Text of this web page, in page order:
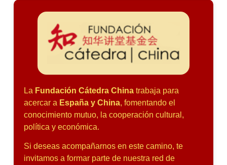
La Fundación Cátedra China trabaja para
acercar a España y China, fomentando el
conocimiento mutuo, la cooperación cultural,
política y económica.
Si deseas acompañarnos en este camino, te
invitamos a formar parte de nuestra red de